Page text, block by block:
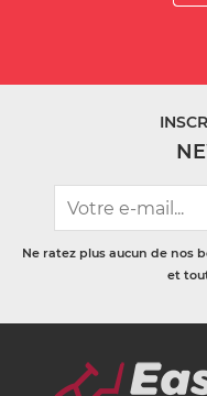
Ne ratez plus aucun de nos
et